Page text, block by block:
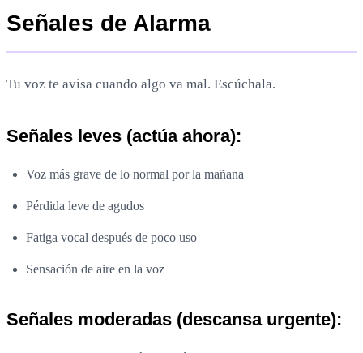
Señales de Alarma
Tu voz te avisa cuando algo va mal. Escúchala.
Señales leves (actúa ahora):
Voz más grave de lo normal por la mañana
Pérdida leve de agudos
Fatiga vocal después de poco uso
Sensación de aire en la voz
Señales moderadas (descansa urgente):